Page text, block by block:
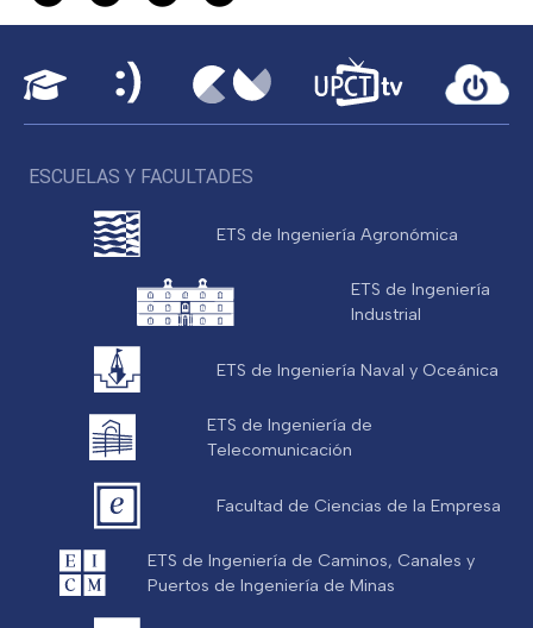
ESCUELAS Y FACULTADES
ETS de Ingeniería Agronómica
ETS de Ingeniería
Industrial
ETS de Ingeniería Naval y Oceánica
ETS de Ingeniería de
Telecomunicación
Facultad de Ciencias de la Empresa
ETS de Ingeniería de Caminos, Canales y
Puertos de Ingeniería de Minas